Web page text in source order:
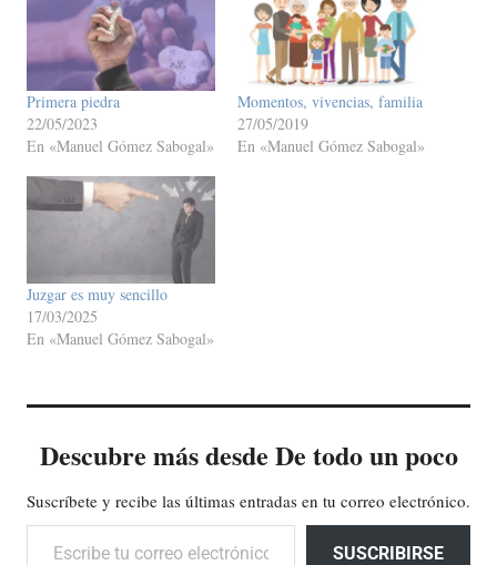
Primera piedra
22/05/2023
En «Manuel Gómez Sabogal»
Momentos, vivencias, familia
27/05/2019
En «Manuel Gómez Sabogal»
Juzgar es muy sencillo
17/03/2025
En «Manuel Gómez Sabogal»
Descubre más desde De todo un poco
Suscríbete y recibe las últimas entradas en tu correo electrónico.
Escribe tu correo electrónico…
SUSCRIBIRSE